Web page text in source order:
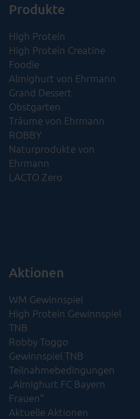
Produkte
High Protein
High Protein Creatine
Foodie
Almighurt von Ehrmann
Grand Dessert
Obstgarten
Träume von Ehrmann
ROBBY
Naturprodukte von
Ehrmann
LACTO Zero
Aktionen
WM Gewinnspiel
High Protein Gewinnspiel
TNB
Robby Toggo
Gewinnspiel TNB
Teilnahmebedingungen
„Almighurt FC Bayern
Frauen“
Aktuelle Aktionen